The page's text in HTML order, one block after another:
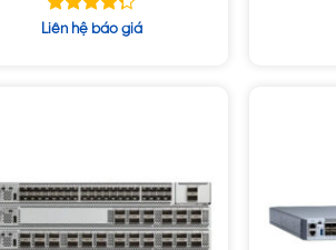
Được xếp
Liên hệ báo giá